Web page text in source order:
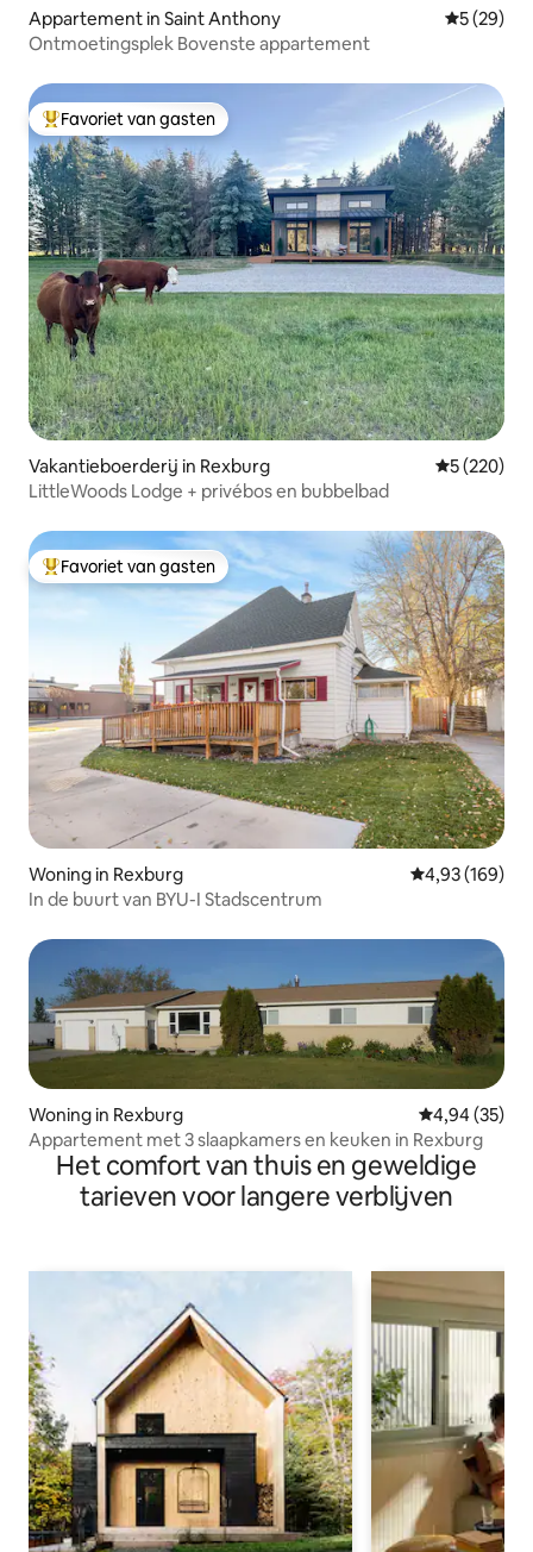
Appartement in Saint Anthony
5 (29)
Ontmoetingsplek Bovenste appartement
Topfavoriet van gasten
Favoriet van gasten
Vakantieboerderij in Rexburg
5 (220)
LittleWoods Lodge + privébos en bubbelbad
Topfavoriet van gasten
Favoriet van gasten
Woning in Rexburg Gemiddelde
4,93 (169)
In de buurt van BYU-I Stadscentrum
Woning in Rexburg Gemiddelde
4,94 (35)
Appartement met 3 slaapkamers en keuken in Rexburg
Het comfort van thuis en geweldige
tarieven voor langere verblijven